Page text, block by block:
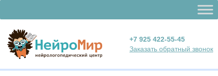
+7 925 422-55-45
Заказать обратный звонок